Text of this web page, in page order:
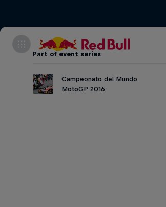
Part of event series
Campeonato del Mundo
MotoGP 2016